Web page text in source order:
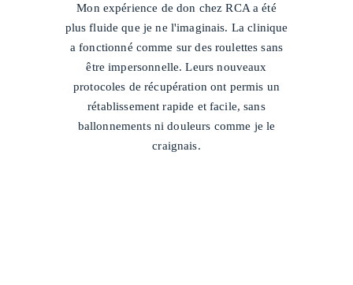
Mon expérience de don chez RCA a été
plus fluide que je ne l'imaginais. La clinique
a fonctionné comme sur des roulettes sans
être impersonnelle. Leurs nouveaux
protocoles de récupération ont permis un
rétablissement rapide et facile, sans
ballonnements ni douleurs comme je le
craignais.